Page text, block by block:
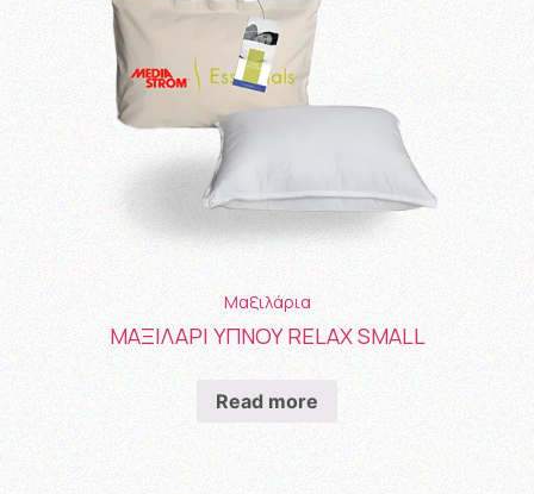
Μαξιλάρια
ΜΑΞΙΛΑΡΙ ΥΠΝΟΥ RELAX SMALL
Read more